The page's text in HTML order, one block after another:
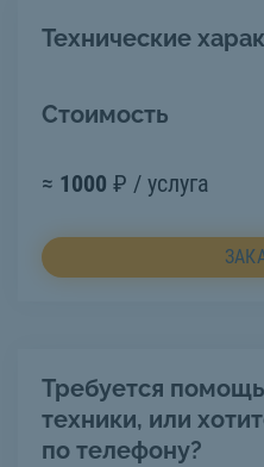
Технические
Стоимость
≈ 1000 ₽ / услуга
Требуется
техники, или
по телефону?